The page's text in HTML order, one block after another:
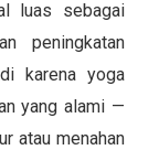
luas sebagai
peningkatan
karena yoga
yang alami —
atau menahan